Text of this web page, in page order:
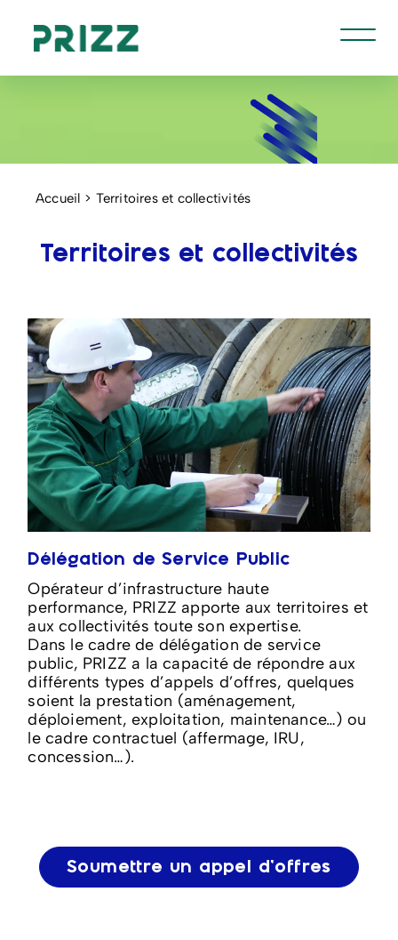
Accueil Territoires et collectivités
Territoires et collectivités
Délégation de Service Public
Opérateur d’infrastructure haute
performance, PRIZZ apporte aux territoires et
aux collectivités toute son expertise.
Dans le cadre de délégation de service
public, PRIZZ a la capacité de répondre aux
différents types d’appels d’offres, quelques
soient la prestation (aménagement,
déploiement, exploitation, maintenance…) ou
le cadre contractuel (affermage, IRU,
concession…).
Soumettre un appel d’offres